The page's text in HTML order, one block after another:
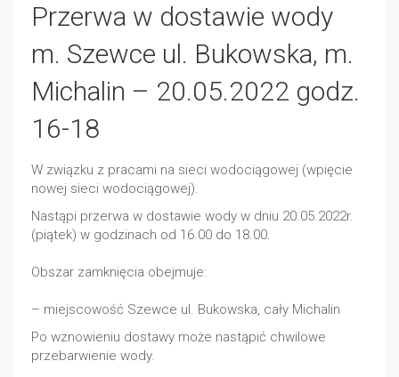
Przerwa w dostawie wody
m. Szewce ul. Bukowska, m.
Michalin – 20.05.2022 godz.
16-18
W związku z pracami na sieci wodociągowej (wpięcie
nowej sieci wodociągowej).
Nastąpi przerwa w dostawie wody w dniu 20.05.2022r.
(piątek) w godzinach od 16.00 do 18.00.
Obszar zamknięcia obejmuje:
– miejscowość Szewce ul. Bukowska, cały Michalin
Po wznowieniu dostawy może nastąpić chwilowe
przebarwienie wody.